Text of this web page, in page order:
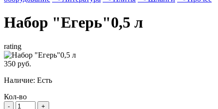
Набор "Егерь"0,5 л
rating
350 руб.
Наличие: Есть
Кол-во